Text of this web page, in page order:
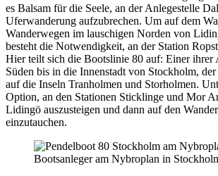
es Balsam für die Seele, an der Anlegestelle
Uferwanderung aufzubrechen. Um auf dem
Wanderwegen im lauschigen Norden von
besteht die Notwendigkeit, an der Station
Hier teilt sich die Bootslinie 80 auf: Einer ihrer
Süden bis in die Innenstadt von Stockholm,
auf die Inseln Tranholmen und Storholmen.
Option, an den Stationen Sticklinge und Mor
Lidingö auszusteigen und dann auf den
einzutauchen.
Bootsanleger am Nybroplan in